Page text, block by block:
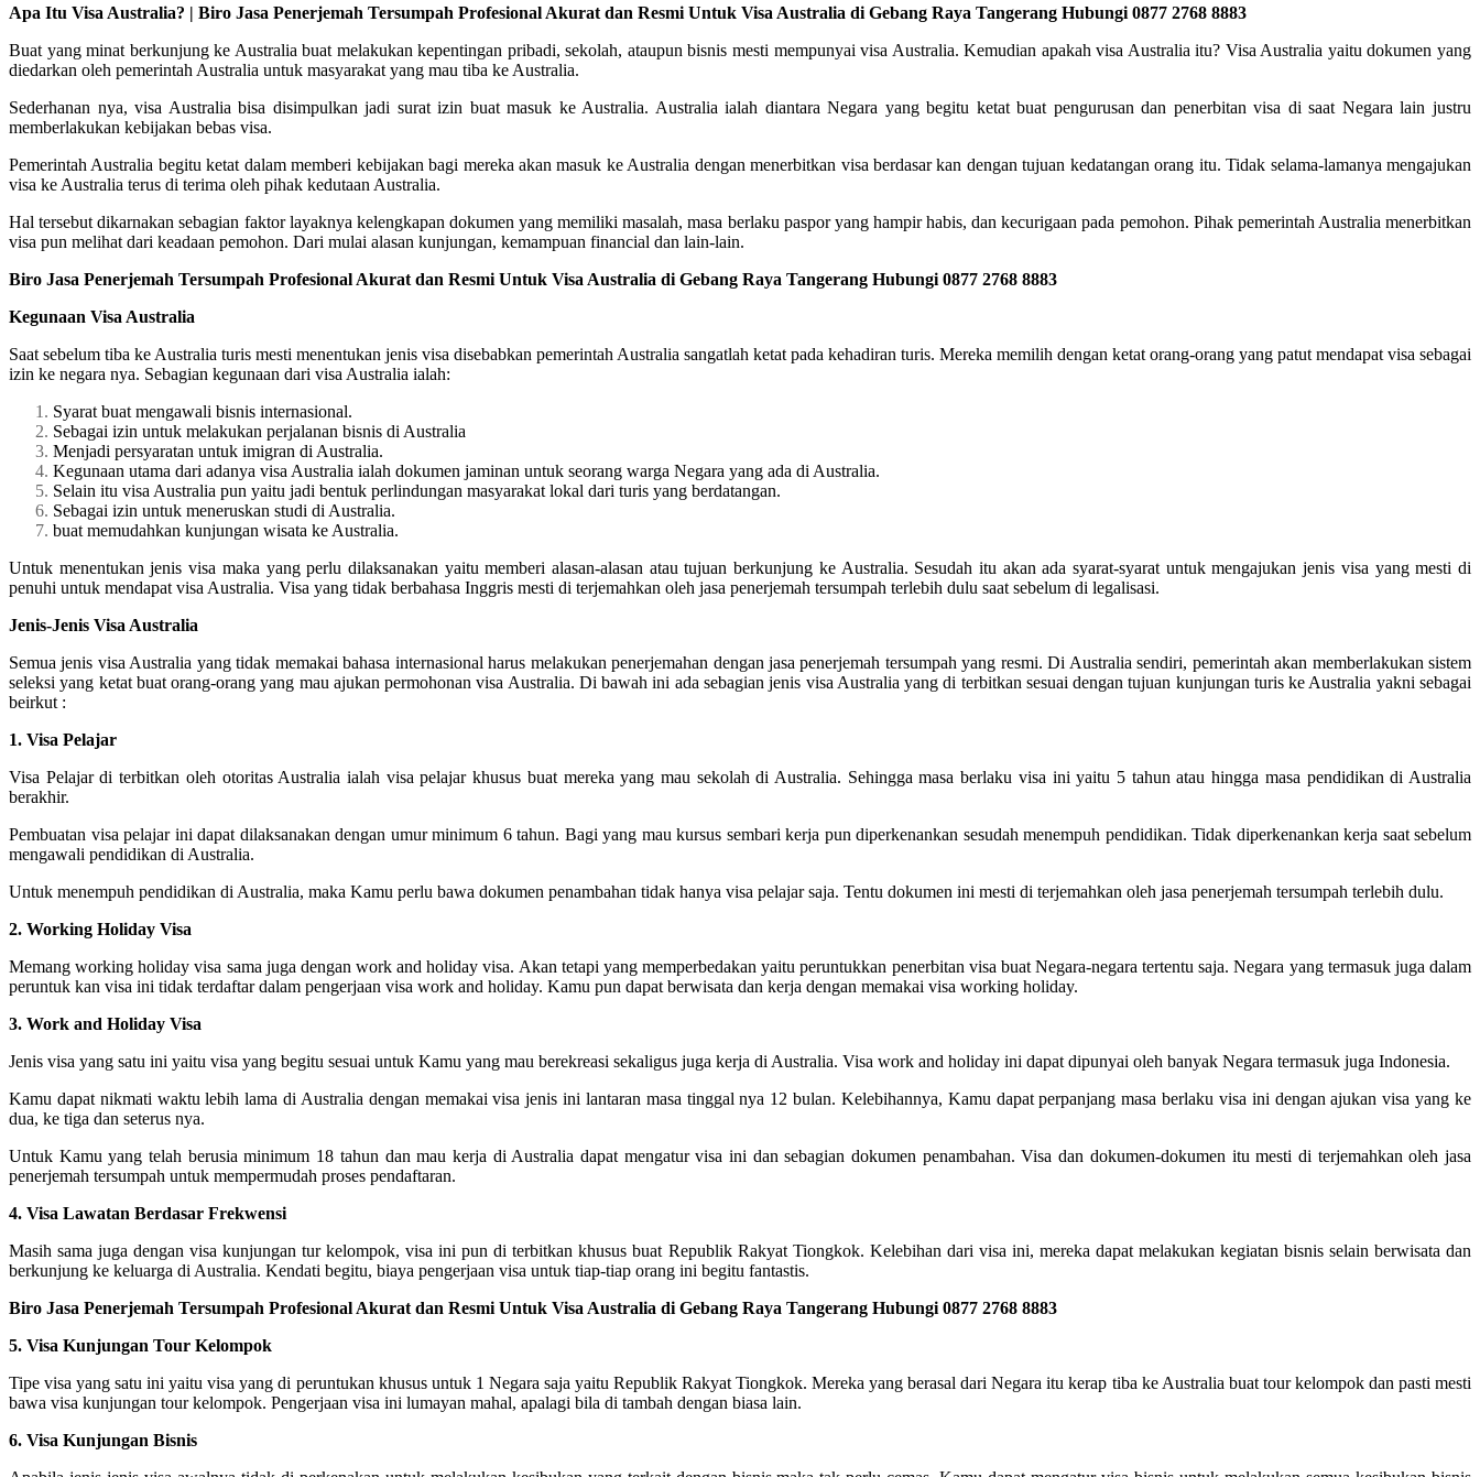
Apa Itu Visa Australia? | Biro Jasa Penerjemah Tersumpah Profesional Akurat dan Resmi Untuk Visa Australia di Gebang Raya Tangerang Hubungi 0877 2768 8883
Buat yang minat berkunjung ke Australia buat melakukan kepentingan pribadi, sekolah, ataupun bisnis mesti mempunyai visa Australia. Kemudian apakah visa Australia itu? Visa Australia yaitu dokumen yang
diedarkan oleh pemerintah Australia untuk masyarakat yang mau tiba ke Australia.
Sederhanan nya, visa Australia bisa disimpulkan jadi surat izin buat masuk ke Australia. Australia ialah diantara Negara yang begitu ketat buat pengurusan dan penerbitan visa di saat Negara lain justru
memberlakukan kebijakan bebas visa.
Pemerintah Australia begitu ketat dalam memberi kebijakan bagi mereka akan masuk ke Australia dengan menerbitkan visa berdasar kan dengan tujuan kedatangan orang itu. Tidak selama-lamanya mengajukan
visa ke Australia terus di terima oleh pihak kedutaan Australia.
Hal tersebut dikarnakan sebagian faktor layaknya kelengkapan dokumen yang memiliki masalah, masa berlaku paspor yang hampir habis, dan kecurigaan pada pemohon. Pihak pemerintah Australia menerbitkan
visa pun melihat dari keadaan pemohon. Dari mulai alasan kunjungan, kemampuan financial dan lain-lain.
Biro Jasa Penerjemah Tersumpah Profesional Akurat dan Resmi Untuk Visa Australia di Gebang Raya Tangerang Hubungi 0877 2768 8883
Kegunaan Visa Australia
Saat sebelum tiba ke Australia turis mesti menentukan jenis visa disebabkan pemerintah Australia sangatlah ketat pada kehadiran turis. Mereka memilih dengan ketat orang-orang yang patut mendapat visa sebagai
izin ke negara nya. Sebagian kegunaan dari visa Australia ialah:
Syarat buat mengawali bisnis internasional.
Sebagai izin untuk melakukan perjalanan bisnis di Australia
Menjadi persyaratan untuk imigran di Australia.
Kegunaan utama dari adanya visa Australia ialah dokumen jaminan untuk seorang warga Negara yang ada di Australia.
Selain itu visa Australia pun yaitu jadi bentuk perlindungan masyarakat lokal dari turis yang berdatangan.
Sebagai izin untuk meneruskan studi di Australia.
buat memudahkan kunjungan wisata ke Australia.
Untuk menentukan jenis visa maka yang perlu dilaksanakan yaitu memberi alasan-alasan atau tujuan berkunjung ke Australia. Sesudah itu akan ada syarat-syarat untuk mengajukan jenis visa yang mesti di
penuhi untuk mendapat visa Australia. Visa yang tidak berbahasa Inggris mesti di terjemahkan oleh jasa penerjemah tersumpah terlebih dulu saat sebelum di legalisasi.
Jenis-Jenis Visa Australia
Semua jenis visa Australia yang tidak memakai bahasa internasional harus melakukan penerjemahan dengan jasa penerjemah tersumpah yang resmi. Di Australia sendiri, pemerintah akan memberlakukan sistem
seleksi yang ketat buat orang-orang yang mau ajukan permohonan visa Australia. Di bawah ini ada sebagian jenis visa Australia yang di terbitkan sesuai dengan tujuan kunjungan turis ke Australia yakni sebagai
beirkut :
1. Visa Pelajar
Visa Pelajar di terbitkan oleh otoritas Australia ialah visa pelajar khusus buat mereka yang mau sekolah di Australia. Sehingga masa berlaku visa ini yaitu 5 tahun atau hingga masa pendidikan di Australia
berakhir.
Pembuatan visa pelajar ini dapat dilaksanakan dengan umur minimum 6 tahun. Bagi yang mau kursus sembari kerja pun diperkenankan sesudah menempuh pendidikan. Tidak diperkenankan kerja saat sebelum
mengawali pendidikan di Australia.
Untuk menempuh pendidikan di Australia, maka Kamu perlu bawa dokumen penambahan tidak hanya visa pelajar saja. Tentu dokumen ini mesti di terjemahkan oleh jasa penerjemah tersumpah terlebih dulu.
2. Working Holiday Visa
Memang working holiday visa sama juga dengan work and holiday visa. Akan tetapi yang memperbedakan yaitu peruntukkan penerbitan visa buat Negara-negara tertentu saja. Negara yang termasuk juga dalam
peruntuk kan visa ini tidak terdaftar dalam pengerjaan visa work and holiday. Kamu pun dapat berwisata dan kerja dengan memakai visa working holiday.
3. Work and Holiday Visa
Jenis visa yang satu ini yaitu visa yang begitu sesuai untuk Kamu yang mau berekreasi sekaligus juga kerja di Australia. Visa work and holiday ini dapat dipunyai oleh banyak Negara termasuk juga Indonesia.
Kamu dapat nikmati waktu lebih lama di Australia dengan memakai visa jenis ini lantaran masa tinggal nya 12 bulan. Kelebihannya, Kamu dapat perpanjang masa berlaku visa ini dengan ajukan visa yang ke
dua, ke tiga dan seterus nya.
Untuk Kamu yang telah berusia minimum 18 tahun dan mau kerja di Australia dapat mengatur visa ini dan sebagian dokumen penambahan. Visa dan dokumen-dokumen itu mesti di terjemahkan oleh jasa
penerjemah tersumpah untuk mempermudah proses pendaftaran.
4. Visa Lawatan Berdasar Frekwensi
Masih sama juga dengan visa kunjungan tur kelompok, visa ini pun di terbitkan khusus buat Republik Rakyat Tiongkok. Kelebihan dari visa ini, mereka dapat melakukan kegiatan bisnis selain berwisata dan
berkunjung ke keluarga di Australia. Kendati begitu, biaya pengerjaan visa untuk tiap-tiap orang ini begitu fantastis.
Biro Jasa Penerjemah Tersumpah Profesional Akurat dan Resmi Untuk Visa Australia di Gebang Raya Tangerang Hubungi 0877 2768 8883
5. Visa Kunjungan Tour Kelompok
Tipe visa yang satu ini yaitu visa yang di peruntukan khusus untuk 1 Negara saja yaitu Republik Rakyat Tiongkok. Mereka yang berasal dari Negara itu kerap tiba ke Australia buat tour kelompok dan pasti mesti
bawa visa kunjungan tour kelompok. Pengerjaan visa ini lumayan mahal, apalagi bila di tambah dengan biasa lain.
6. Visa Kunjungan Bisnis